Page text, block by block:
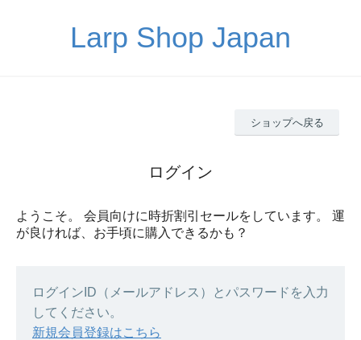
Larp Shop Japan
ショップへ戻る
ログイン
ようこそ。 会員向けに時折割引セールをしています。 運
が良ければ、お手頃に購入できるかも？
ログインID（メールアドレス）とパスワードを入力
してください。
新規会員登録はこちら